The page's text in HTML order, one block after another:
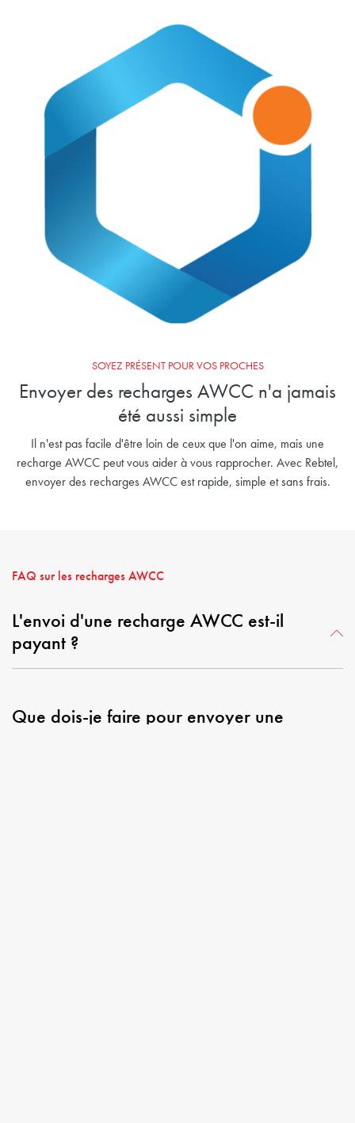
SOYEZ PRÉSENT POUR VOS PROCHES
Envoyer des recharges AWCC n'a jamais
été aussi simple
Il n'est pas facile d'être loin de ceux que l'on aime, mais une
recharge AWCC peut vous aider à vous rapprocher. Avec Rebtel,
envoyer des recharges AWCC est rapide, simple et sans frais.
FAQ sur les recharges AWCC
L'envoi d'une recharge AWCC est-il
payant ?
Que dois-je faire pour envoyer une